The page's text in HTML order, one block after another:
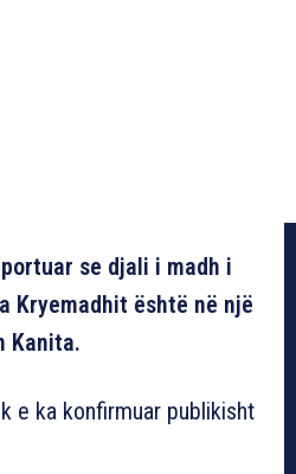
se djali i madh i
Kryemadhit është në një
Kanita.
e ka konfirmuar publikisht